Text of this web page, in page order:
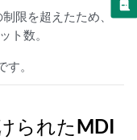
限を超えたため、
ト数。
。
られたMDI